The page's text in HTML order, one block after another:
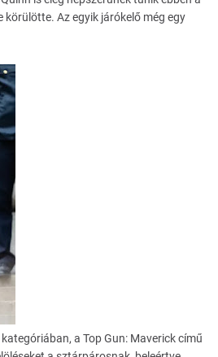
körülötte. Az egyik járókelő még egy
a Top Gun: Maverick című